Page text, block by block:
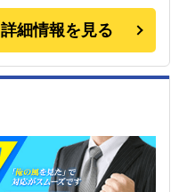
詳細情報を見る